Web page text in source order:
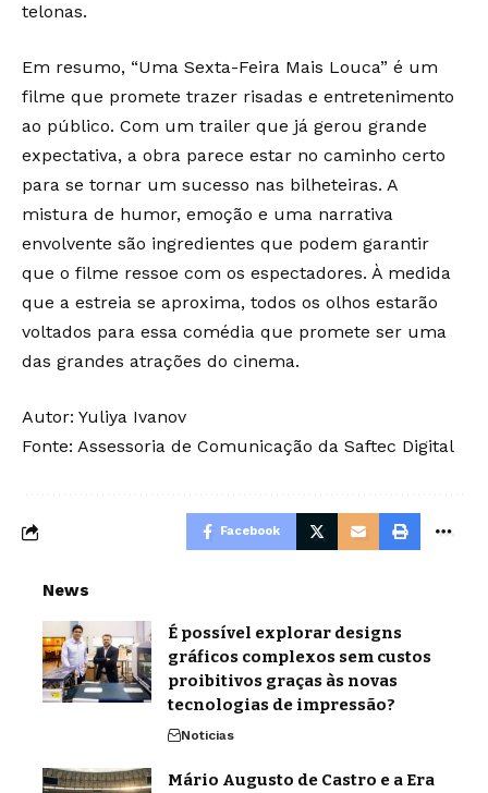
telonas.
Em resumo, “Uma Sexta-Feira Mais Louca” é um
filme que promete trazer risadas e entretenimento
ao público. Com um trailer que já gerou grande
expectativa, a obra parece estar no caminho certo
para se tornar um sucesso nas bilheteiras. A
mistura de humor, emoção e uma narrativa
envolvente são ingredientes que podem garantir
que o filme ressoe com os espectadores. À medida
que a estreia se aproxima, todos os olhos estarão
voltados para essa comédia que promete ser uma
das grandes atrações do cinema.
Autor: Yuliya Ivanov
Fonte: Assessoria de Comunicação da Saftec Digital
Facebook
News
É possível explorar designs
gráficos complexos sem custos
proibitivos graças às novas
tecnologias de impressão?
Noticias
Mário Augusto de Castro e a Era